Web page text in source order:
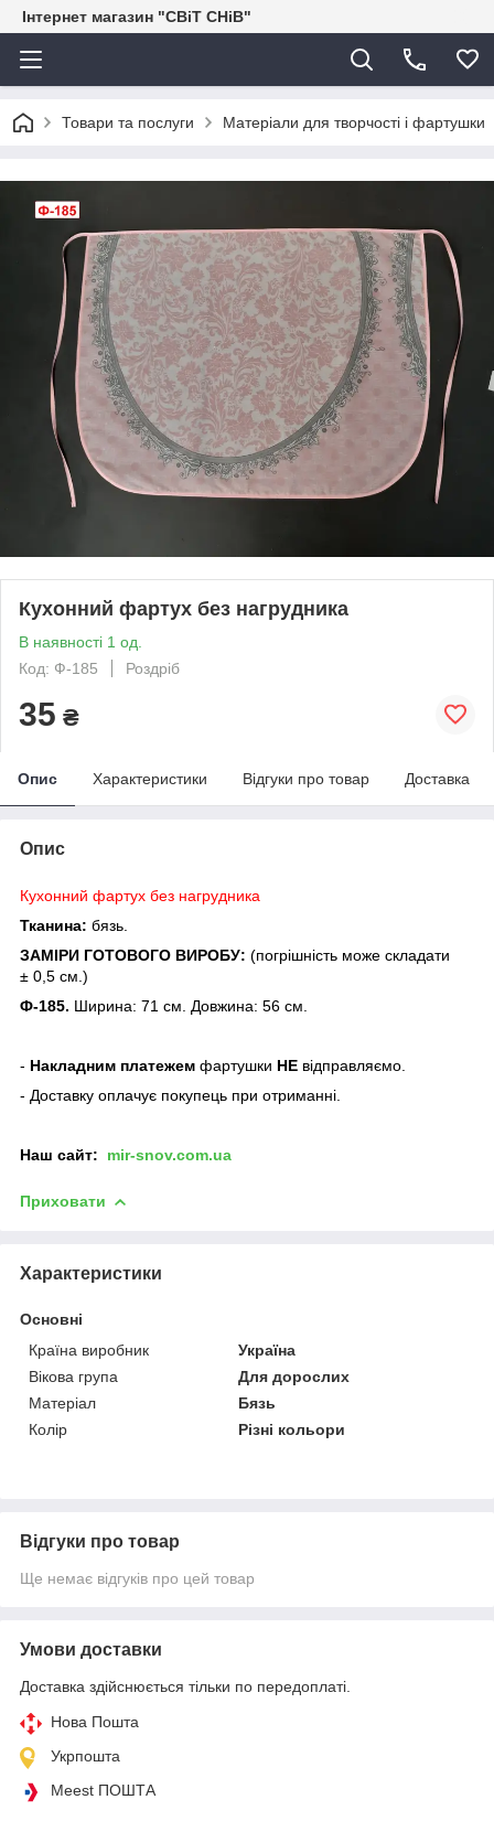
Інтернет магазин "СВіТ СНіВ"
Товари та послуги Матеріали для творчості і фартушки
Кухонний фартух без нагрудника
В наявності 1 од.
Код: Ф-185
Роздріб
35 ₴
Опис Характеристики Відгуки про товар Доставка
Опис
Кухонний фартух без нагрудника
Тканина: бязь.
ЗАМІРИ ГОТОВОГО ВИРОБУ: (погрішність може складати
± 0,5 см.)
Ф-185. Ширина: 71 см. Довжина: 56 см.
- Накладним платежем фартушки НЕ відправляємо.
- Доставку оплачує покупець при отриманні.
Наш сайт: mir-snov.com.ua
Приховати
Характеристики
Основні
Країна виробник
Україна
Вікова група
Для дорослих
Матеріал
Бязь
Колір
Різні кольори
Відгуки про товар
Ще немає відгуків про цей товар
Умови доставки
Доставка здійснюється тільки по передоплаті.
Нова Пошта
Укрпошта
Meest ПОШТА